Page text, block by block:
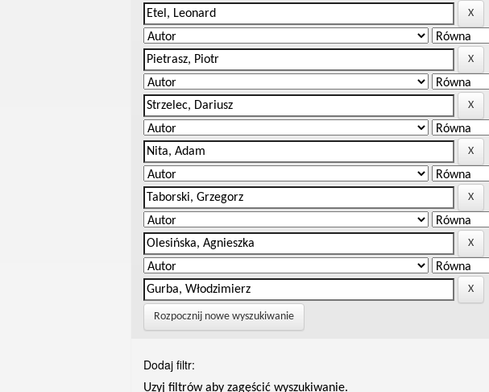
Rozpocznij nowe wyszukiwanie
Dodaj filtr:
Uzyj filtrów aby zagęścić wyszukiwanie.